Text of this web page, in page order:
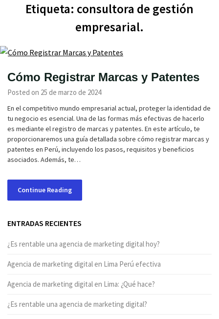
Etiqueta: consultora de gestión
empresarial.
Cómo Registrar Marcas y Patentes
Posted on 25 de marzo de 2024
En el competitivo mundo empresarial actual, proteger la identidad de
tu negocio es esencial. Una de las formas más efectivas de hacerlo
es mediante el registro de marcas y patentes. En este artículo, te
proporcionaremos una guía detallada sobre cómo registrar marcas y
patentes en Perú, incluyendo los pasos, requisitos y beneficios
asociados. Además, te…
Continue Reading
ENTRADAS RECIENTES
¿Es rentable una agencia de marketing digital hoy?
Agencia de marketing digital en Lima Perú efectiva
Agencia de marketing digital en Lima: ¿Qué hace?
¿Es rentable una agencia de marketing digital?